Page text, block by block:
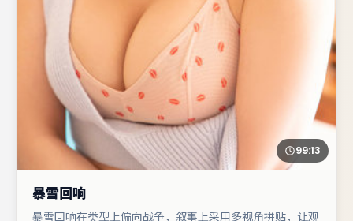
99:13
暴雪回响
暴雪回响在类型上偏向战争，叙事上采用多视角拼贴，让观